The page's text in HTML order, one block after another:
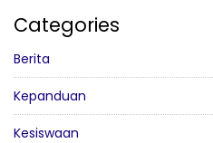
Categories
Berita
Kepanduan
Kesiswaan